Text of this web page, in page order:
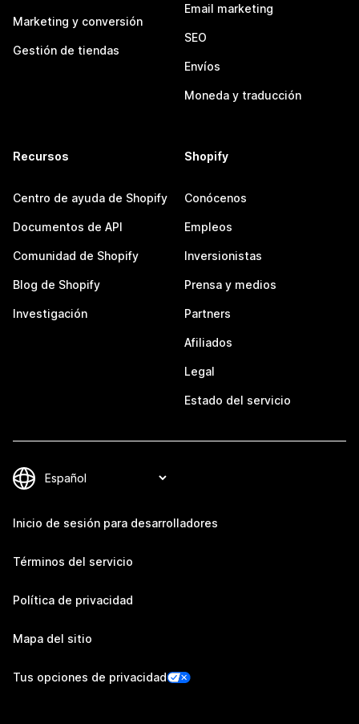
Marketing y conversión
Gestión de tiendas
Email marketing
SEO
Envíos
Moneda y traducción
Recursos
Centro de ayuda de Shopify
Documentos de API
Comunidad de Shopify
Blog de Shopify
Investigación
Shopify
Conócenos
Empleos
Inversionistas
Prensa y medios
Partners
Afiliados
Legal
Estado del servicio
Inicio de sesión para desarrolladores
Términos del servicio
Política de privacidad
Mapa del sitio
Tus opciones de privacidad